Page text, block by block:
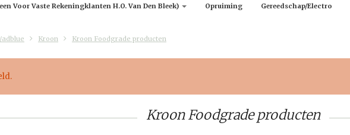
Voor Vaste Rekeningklanten H.O. Van Den Bleek) Opruiming Gereedschap/Electro
Kroon Kroon Foodgrade producten
Kroon Foodgrade producten